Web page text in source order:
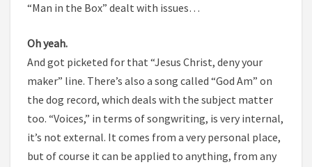
“Man in the Box” dealt with issues…
Oh yeah.
And got picketed for that “Jesus Christ, deny your
maker” line. There’s also a song called “God Am” on
the dog record, which deals with the subject matter
too. “Voices,” in terms of songwriting, is very internal,
it’s not external. It comes from a very personal place,
but of course it can be applied to anything, from any